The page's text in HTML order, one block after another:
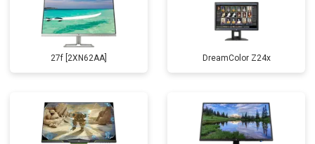
27f [2XN62AA] DreamColor Z24x